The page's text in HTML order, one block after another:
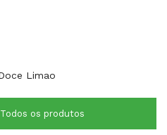
Todos os produtos